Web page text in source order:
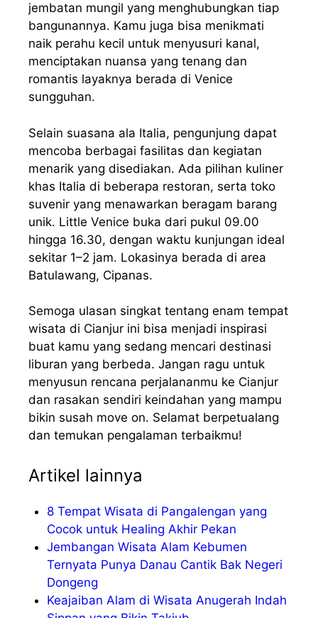
jembatan mungil yang menghubungkan tiap
bangunannya. Kamu juga bisa menikmati
naik perahu kecil untuk menyusuri kanal,
menciptakan nuansa yang tenang dan
romantis layaknya berada di Venice
sungguhan.
Selain suasana ala Italia, pengunjung dapat
mencoba berbagai fasilitas dan kegiatan
menarik yang disediakan. Ada pilihan kuliner
khas Italia di beberapa restoran, serta toko
suvenir yang menawarkan beragam barang
unik. Little Venice buka dari pukul 09.00
hingga 16.30, dengan waktu kunjungan ideal
sekitar 1–2 jam. Lokasinya berada di area
Batulawang, Cipanas.
Semoga ulasan singkat tentang enam tempat
wisata di Cianjur ini bisa menjadi inspirasi
buat kamu yang sedang mencari destinasi
liburan yang berbeda. Jangan ragu untuk
menyusun rencana perjalananmu ke Cianjur
dan rasakan sendiri keindahan yang mampu
bikin susah move on. Selamat berpetualang
dan temukan pengalaman terbaikmu!
Artikel lainnya
8 Tempat Wisata di Pangalengan yang
Cocok untuk Healing Akhir Pekan
Jembangan Wisata Alam Kebumen
Ternyata Punya Danau Cantik Bak Negeri
Dongeng
Keajaiban Alam di Wisata Anugerah Indah